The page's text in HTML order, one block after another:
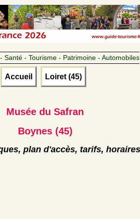
Santé - Tourisme - Patrimoine - Automobiles
Accueil Loiret (45)
Musée du Safran
Boynes (45)
plan d'accès, tarifs, horaires